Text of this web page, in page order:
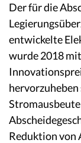
Der für die
entwickelte
wurde 2018
Reduktion von